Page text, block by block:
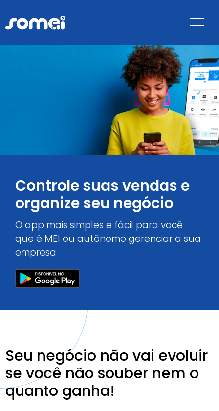
Sobre
Benefícios
Depoimentos
Blog
Central de ajuda
Controle suas vendas e
organize seu negócio
O app mais simples e fácil para você
que é MEI ou autônomo gerenciar a sua
empresa
Seu negócio não vai evoluir
se você não souber nem o
quanto ganha!